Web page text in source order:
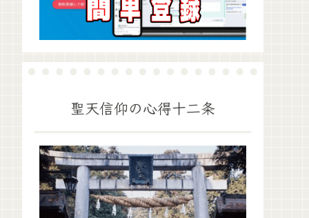
聖天信仰の心得十二条